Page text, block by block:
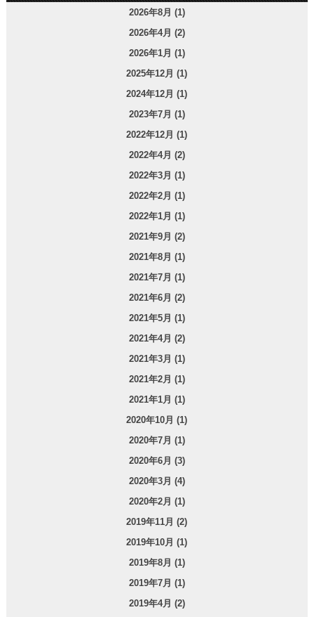
2026年8月 (1)
2026年4月 (2)
2026年1月 (1)
2025年12月 (1)
2024年12月 (1)
2023年7月 (1)
2022年12月 (1)
2022年4月 (2)
2022年3月 (1)
2022年2月 (1)
2022年1月 (1)
2021年9月 (2)
2021年8月 (1)
2021年7月 (1)
2021年6月 (2)
2021年5月 (1)
2021年4月 (2)
2021年3月 (1)
2021年2月 (1)
2021年1月 (1)
2020年10月 (1)
2020年7月 (1)
2020年6月 (3)
2020年3月 (4)
2020年2月 (1)
2019年11月 (2)
2019年10月 (1)
2019年8月 (1)
2019年7月 (1)
2019年4月 (2)